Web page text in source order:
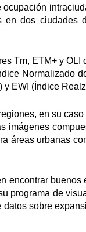
en dos ciudades
Tm, ETM+ y
Normalizado
EWI (Índice
en su
imágenes
áreas urbanas
encontrar
programa de
sobre